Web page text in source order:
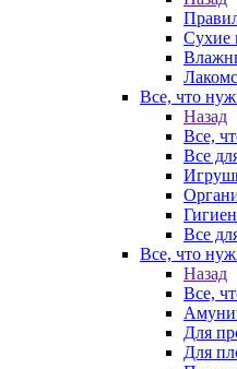
Сухие
Все, что
Назад
Все,
Все
Все
Все, что
Назад
Все,
Для
Для